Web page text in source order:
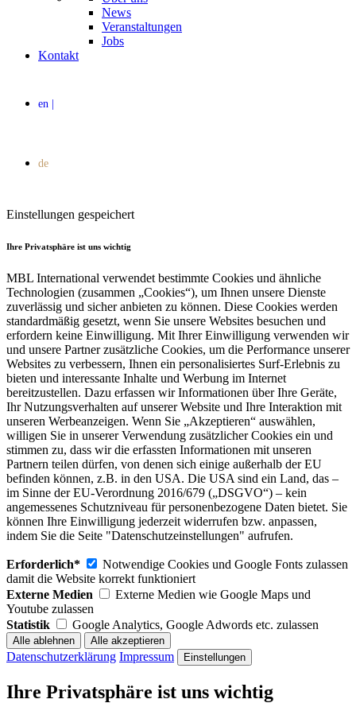
News
Veranstaltungen
Jobs
Kontakt
Einstellungen gespeichert
Ihre Privatsphäre ist uns wichtig
MBL International verwendet bestimmte Cookies und ähnliche
Technologien (zusammen „Cookies“), um Ihnen unsere Dienste
zuverlässig und sicher anbieten zu können. Diese Cookies werden
standardmäßig gesetzt, wenn Sie unsere Websites besuchen und
erfordern keine Einwilligung. Mit Ihrer Einwilligung verwenden wir
und unsere Partner zusätzliche Cookies, um die Performance unserer
Websites zu verbessern, Ihnen ein personalisiertes Surf-Erlebnis zu
bieten und interessante Inhalte und Werbung im Internet
bereitzustellen. Dazu erfassen wir Informationen über Ihre Geräte,
Ihr Nutzungsverhalten auf unserer Website und Ihre Interaktion mit
unseren Werbeanzeigen. Wenn Sie „Akzeptieren“ auswählen,
willigen Sie in unserer Verwendung zusätzlicher Cookies ein und
stimmen zu, dass wir die erfassten Informationen mit unseren
Partnern teilen dürfen, von denen sich einige außerhalb der EU
befinden können, z.B. in den USA. Die USA sind ein Land, das –
im Sinne der EU-Verordnung 2016/679 („DSGVO“) – kein
angemessenes Schutzniveau für personenbezogene Daten bietet. Sie
können Ihre Einwilligung jederzeit widerrufen bzw. anpassen,
indem Sie die Seite "Datenschutzeinstellungen" aufrufen.
Erforderlich*
Notwendige Cookies und Google Fonts zulassen
damit die Website korrekt funktioniert
Externe Medien
Externe Medien wie Google Maps und
Youtube zulassen
Statistik
Google Analytics, Google Adwords etc. zulassen
Datenschutzerklärung Impressum Einstellungen
Ihre Privatsphäre ist uns wichtig